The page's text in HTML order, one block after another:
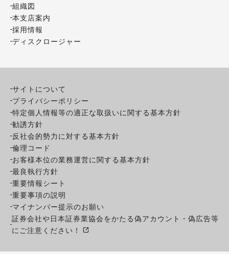
組織図
本支店案内
採用情報
ディスクロージャー
サイトについて
プライバシーポリシー
特定個人情報等の適正な取扱いに関する基本方針
勧誘方針
反社会的勢力に対する基本方針
倫理コード
お客様本位の業務運営に関する基本方針
最良執行方針
重要情報シート
重要事項の説明
マイナンバー提示のお願い
証券会社や日本証券業協会をかたる偽アカウント・偽広告等
にご注意ください！